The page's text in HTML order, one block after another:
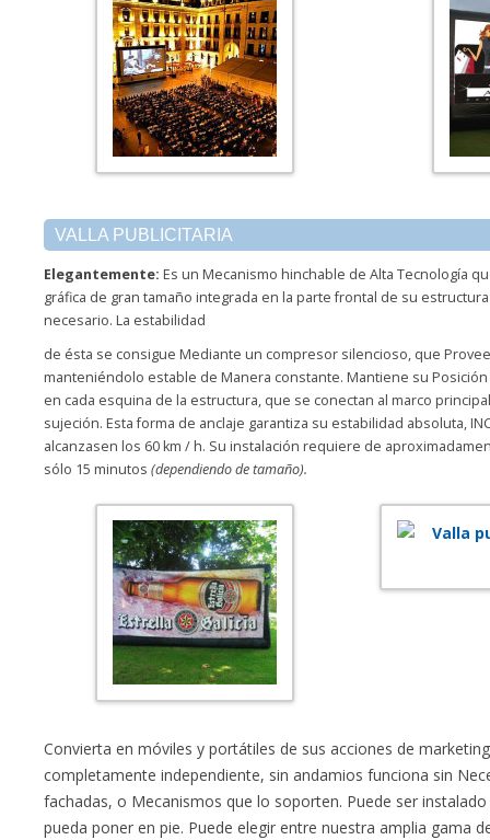
VALLA PUBLICITARIA
Elegantemente: Es un Mecanismo hinchable de Alta Tecnología
gráfica de gran tamaño integrada en la parte frontal de su
necesario. La estabilidad
de ésta se consigue Mediante un compresor silencioso, que
manteniéndolo estable de Manera constante. Mantiene su
en cada esquina de la estructura, que se conectan al marco
sujeción. Esta forma de anclaje garantiza su estabilidad absoluta,
alcanzasen los 60 km / h. Su instalación requiere de
sólo 15 minutos (dependiendo de tamaño).
Convierta en móviles y portátiles de sus acciones de
completamente independiente, sin andamios funciona sin
fachadas, o Mecanismos que lo soporten. Puede ser
pueda poner en pie. Puede elegir entre nuestra amplia gama